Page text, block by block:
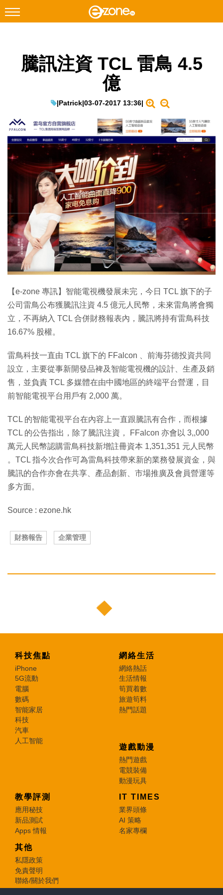
Facebook Instagram
遊戲動漫
教學評測
EduTech
IT Times
生成式AI與雲端應用
Enterprise Digital Transformation
特集
騰訊注資 TCL 雷鳥 4.5
億
|Patrick|03-07-2017 13:36|
【e-zone 專訊】智能電視機發展未完，今日 TCL 旗下的子
公司雷鳥公布獲騰訊注資 4.5 億元人民幣，未來雷鳥將會獨
立，不再納入 TCL 合併財務報表內，騰訊將持有雷鳥科技
16.67% 股權。
雷鳥科技一直由 TCL 旗下的 FFalcon 、前海芬德投資共同
設立，主要從事新開發品裨及智能電視機的設計、生產及銷
售，並負責 TCL 多媒體在由中國地區的終端平台營運，目
前智能電視平台用戶有 2,000 萬。
TCL 的智能電視平台在內容上一直跟騰訊有合作，而根據
TCL 的公告指出，除了騰訊注資， FFalcon 亦會以 3,,000
萬元人民幣認購雷鳥科技新增註冊資本 1,351,351 元人民幣
。TCL 指今次合作可為雷鳥科技帶來新的業務發展資金，與
騰訊的合作亦會在共享、產品創新、市場推廣及會員營運等
多方面。
Source : ezone.hk
財務報告 企業管理
科技焦點
iPhone
5G流動
電腦
數碼
智能家居
科技
汽車
人工智能
網絡生活
網絡熱話
生活情報
筍買着數
旅遊筍料
熱門話題
遊戲動漫
熱門遊戲
電競裝備
動漫玩具
教學評測
應用秘技
新品測試
Apps 情報
IT TIMES
業界頭條
AI 策略
名家專欄
其他
私隱政策
免責聲明
聯絡/關於我們